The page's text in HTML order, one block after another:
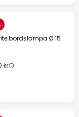
bordslampa Ø 15
kr